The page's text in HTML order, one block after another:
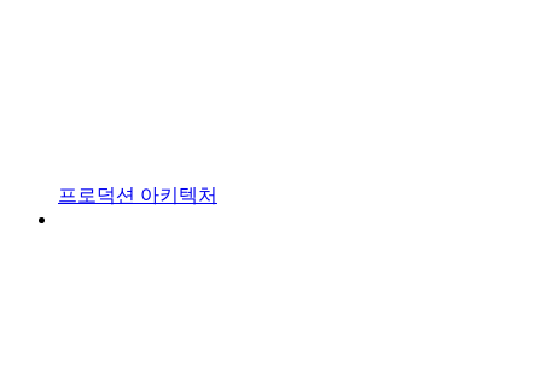
프로덕션 아키텍처